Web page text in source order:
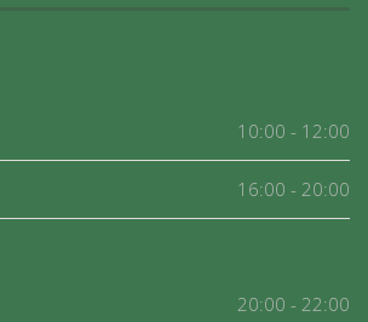
10:00 - 12:00
16:00 - 20:00
20:00 - 22:00